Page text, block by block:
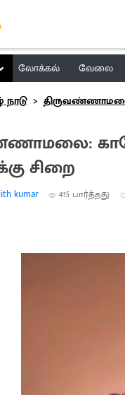
லோக்கல் வேலை
நாடு
சிறை
kumar 415 பார்த்தது